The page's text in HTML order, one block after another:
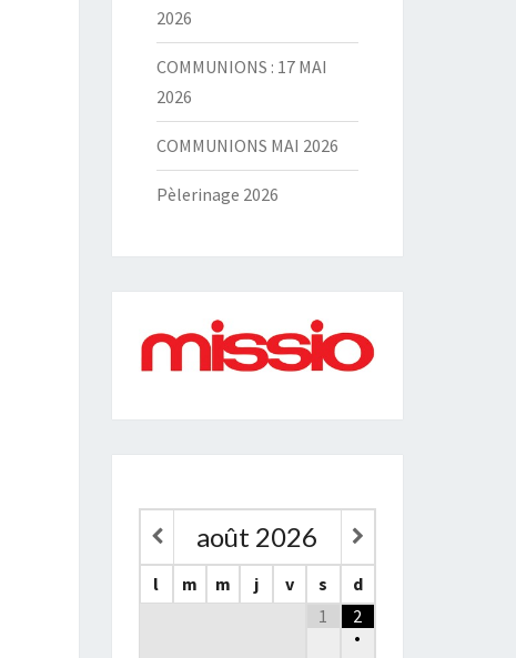
2026
COMMUNIONS : 17 MAI
2026
COMMUNIONS MAI 2026
Pèlerinage 2026
août 2026
l m m j v s
d
1
2
•